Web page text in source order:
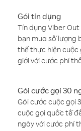
Gói tín dụng
Tín dụng Viber
bạn mua số lượng
thể thực hiện
giới với cước phí
Gói cước gọi 30
Gói cước cuộc gọi
cuộc gọi quốc tế
ngày với cước phí